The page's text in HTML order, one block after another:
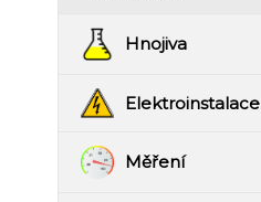
Hnojiva
Elektroinstalace
Měření